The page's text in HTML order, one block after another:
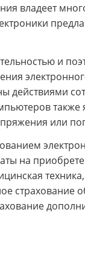
владеет
и
или
на
страхование